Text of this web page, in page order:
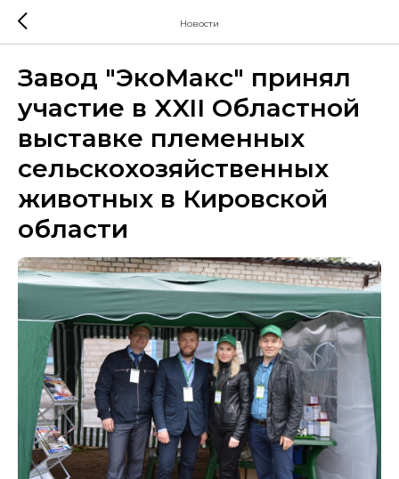
Новости
Завод "ЭкоМакс" принял
участие в XXII Областной
выставке племенных
сельскохозяйственных
животных в Кировской
области